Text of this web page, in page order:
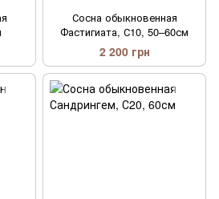
Сосна обыкновенная
Фастигиата, С10, 50–60см
2 200 грн